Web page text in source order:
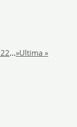
22...»Ultima »